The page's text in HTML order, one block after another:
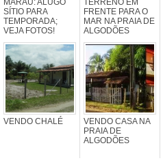
MARAÚ: ALUGO
SÍTIO PARA
TEMPORADA;
VEJA FOTOS!
TERRENO EM
FRENTE PARA O
MAR NA PRAIA DE
ALGODÕES
VENDO CHALÉ
VENDO CASA NA
PRAIA DE
ALGODÕES